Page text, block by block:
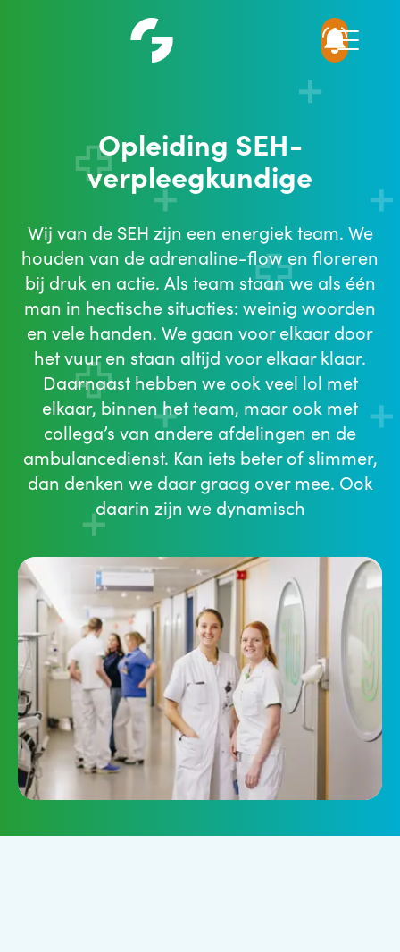
Opleiding SEH-
verpleegkundige
Wij van de SEH zijn een energiek team. We
houden van de adrenaline-flow en floreren
bij druk en actie. Als team staan we als één
man in hectische situaties: weinig woorden
en vele handen. We gaan voor elkaar door
het vuur en staan altijd voor elkaar klaar.
Daarnaast hebben we ook veel lol met
elkaar, binnen het team, maar ook met
collega’s van andere afdelingen en de
ambulancedienst. Kan iets beter of slimmer,
dan denken we daar graag over mee. Ook
daarin zijn we dynamisch